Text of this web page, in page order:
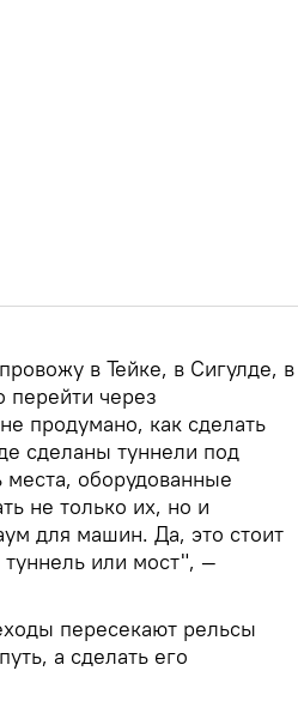
в Тейке, в Сигулде, в
через
продумано, как сделать
сделаны туннели под
оборудованные
не только их, но и
для машин. Да, это стоит
или мост", —
пересекают рельсы
а сделать его